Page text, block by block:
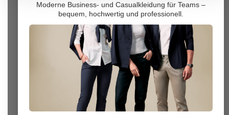
Moderne Business- und Casualkleidung für Teams –
bequem, hochwertig und professionell.
Anschrift
AWK GmbH & Co. KG
Stuttgarter Str. 112
70736 Fellbach
Telefonische Unterstützung und Beratung